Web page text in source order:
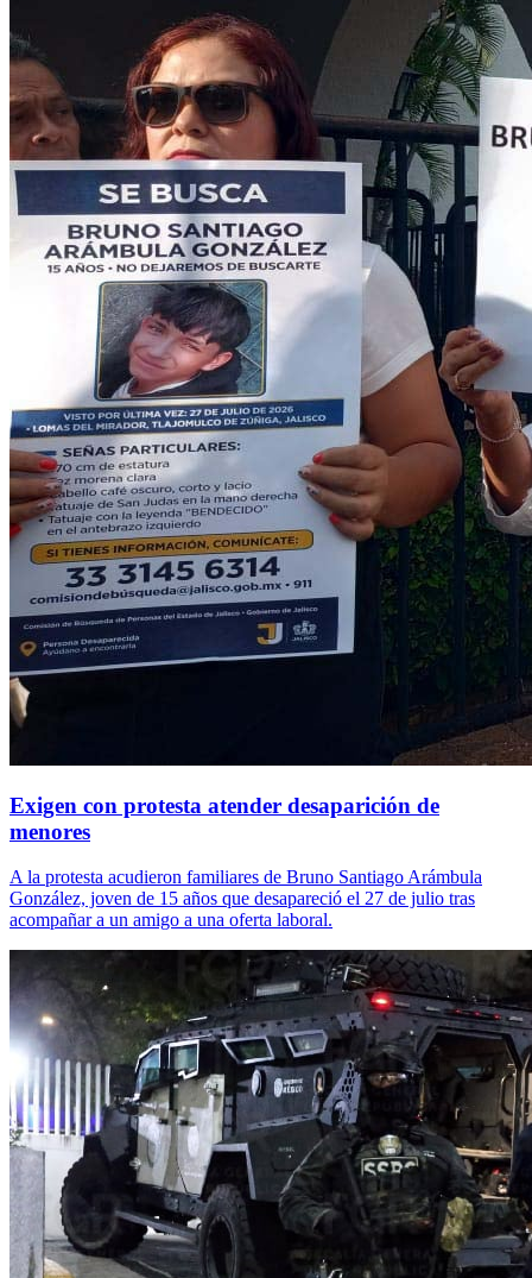
Exigen con protesta atender desaparición de
menores
A la protesta acudieron familiares de Bruno Santiago Arámbula
González, joven de 15 años que desapareció el 27 de julio tras
acompañar a un amigo a una oferta laboral.